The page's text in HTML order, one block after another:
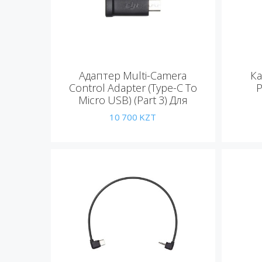
Адаптер Multi-Camera
Control Adapter (Type-C To
Micro USB) (Part 3) Для
Ronin-SC
10 700 KZT